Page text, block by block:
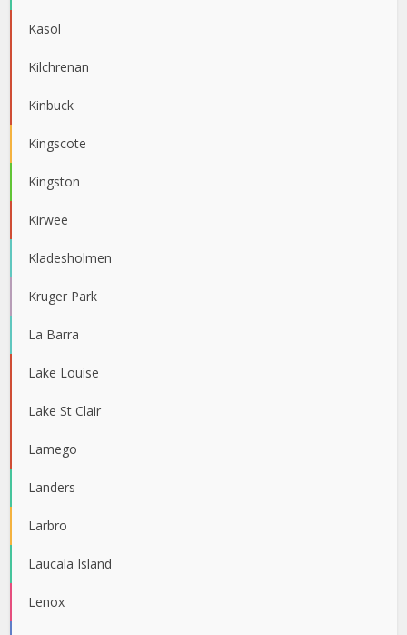
Kasol
Kilchrenan
Kinbuck
Kingscote
Kingston
Kirwee
Kladesholmen
Kruger Park
La Barra
Lake Louise
Lake St Clair
Lamego
Landers
Larbro
Laucala Island
Lenox